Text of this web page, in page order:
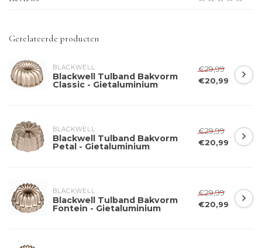
Gerelateerde producten
BLACKWELL
Blackwell Tulband Bakvorm
Classic - Gietaluminium
€29,99
€20,99
BLACKWELL
Blackwell Tulband Bakvorm
Petal - Gietaluminium
€29,99
€20,99
BLACKWELL
Blackwell Tulband Bakvorm
Fontein - Gietaluminium
€29,99
€20,99